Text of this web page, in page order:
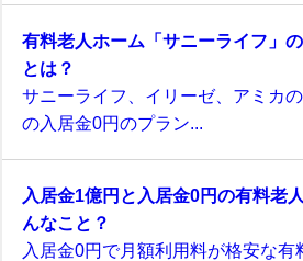
有料老人ホーム「サニーライフ」
とは？
サニーライフ、イリーゼ、アミカ
の入居金0円のプラン...
入居金1億円と入居金0円の有料老
んなこと？
入居金0円で月額利用料が格安な